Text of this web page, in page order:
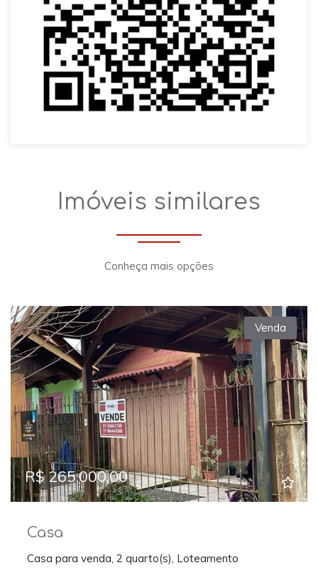
Imóveis similares
Conheça mais opções
Venda
R$ 265.000,00
Casa
Casa para venda, 2 quarto(s), Loteamento